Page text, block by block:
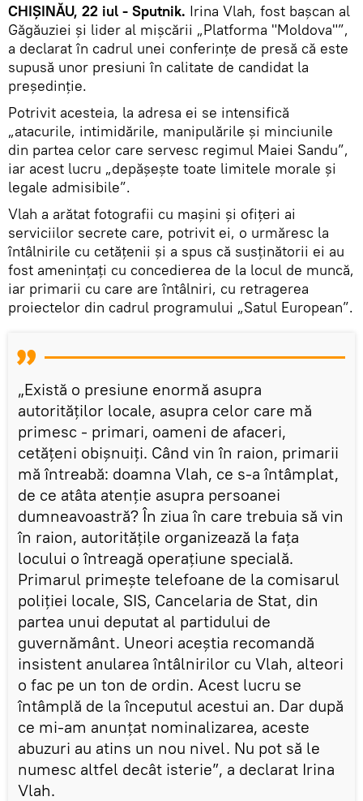
CHIȘINĂU, 22 iul - Sputnik. Irina Vlah, fost bașcan al
Găgăuziei și lider al mișcării „Platforma "Moldova"”,
a declarat în cadrul unei conferințe de presă că este
supusă unor presiuni în calitate de candidat la
președinție.
Potrivit acesteia, la adresa ei se intensifică
„atacurile, intimidările, manipulările și minciunile
din partea celor care servesc regimul Maiei Sandu”,
iar acest lucru „depășește toate limitele morale și
legale admisibile”.
Vlah a arătat fotografii cu mașini și ofițeri ai
serviciilor secrete care, potrivit ei, o urmăresc la
întâlnirile cu cetățenii și a spus că susținătorii ei au
fost amenințați cu concedierea de la locul de muncă,
iar primarii cu care are întâlniri, cu retragerea
proiectelor din cadrul programului „Satul European”.
„Există o presiune enormă asupra
autorităților locale, asupra celor care mă
primesc - primari, oameni de afaceri,
cetățeni obișnuiți. Când vin în raion, primarii
mă întreabă: doamna Vlah, ce s-a întâmplat,
de ce atâta atenție asupra persoanei
dumneavoastră? În ziua în care trebuia să vin
în raion, autoritățile organizează la fața
locului o întreagă operațiune specială.
Primarul primește telefoane de la comisarul
poliției locale, SIS, Cancelaria de Stat, din
partea unui deputat al partidului de
guvernământ. Uneori aceștia recomandă
insistent anularea întâlnirilor cu Vlah, alteori
o fac pe un ton de ordin. Acest lucru se
întâmplă de la începutul acestui an. Dar după
ce mi-am anunțat nominalizarea, aceste
abuzuri au atins un nou nivel. Nu pot să le
numesc altfel decât isterie”, a declarat Irina
Vlah.